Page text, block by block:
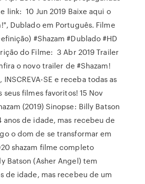
link: 10 Jun 2019 Baixe aqui o
Dublado em Português. Filme
#Shazam #Dublado #HD
do Filme: 3 Abr 2019 Trailer
o novo trailer de #Shazam!
SE e receba todas as
seus filmes favoritos! 15 Nov
(2019) Sinopse: Billy Batson
anos de idade, mas recebeu de
o dom de se transformar em
shazam filme completo
Batson (Asher Angel) tem
de idade, mas recebeu de um